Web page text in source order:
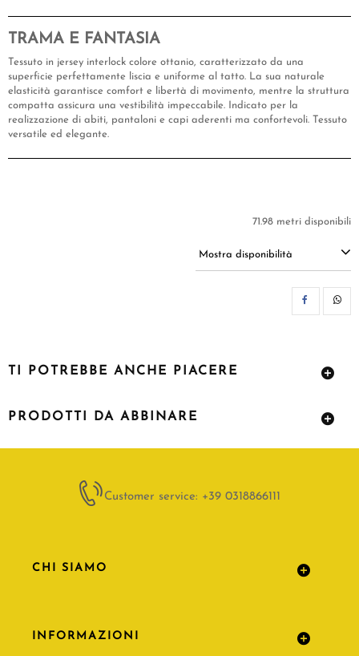
TRAMA E FANTASIA
Tessuto in jersey interlock colore ottanio, caratterizzato da una
superficie perfettamente liscia e uniforme al tatto. La sua naturale
elasticità garantisce comfort e libertà di movimento, mentre la struttura
compatta assicura una vestibilità impeccabile. Indicato per la
realizzazione di abiti, pantaloni e capi aderenti ma confortevoli. Tessuto
versatile ed elegante.
71.98 metri disponibili
Mostra disponibilità
TI POTREBBE ANCHE PIACERE
PRODOTTI DA ABBINARE
Customer service: +39 0318866111
CHI SIAMO
INFORMAZIONI